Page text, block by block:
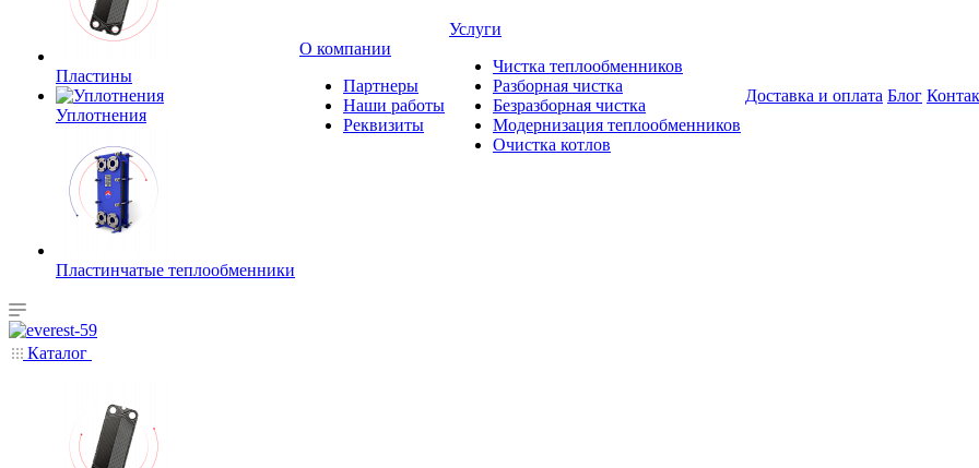
Пластины
Уплотнения
Пластинчатые теплообменники
О компании
Партнеры
Наши работы
Реквизиты
Услуги
Чистка теплообменников
Разборная чистка
Безразборная чистка
Модернизация теплообменников
Очистка котлов
Доставка и оплата Блог
Каталог